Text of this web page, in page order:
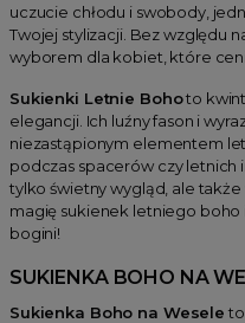
uczucie chłodu i swobody,
Twojej stylizacji. Bez względu
wyborem dla kobiet, które
Sukienki Letnie Bohoto
elegancji. Ich luźny fason i
niezastąpionym elementem
podczas spacerów czy letnich
tylko świetny wygląd, ale
magię sukienek letniego boho
bogini!
SUKIENKA BOHO NA
Sukienka Boho na Wesele